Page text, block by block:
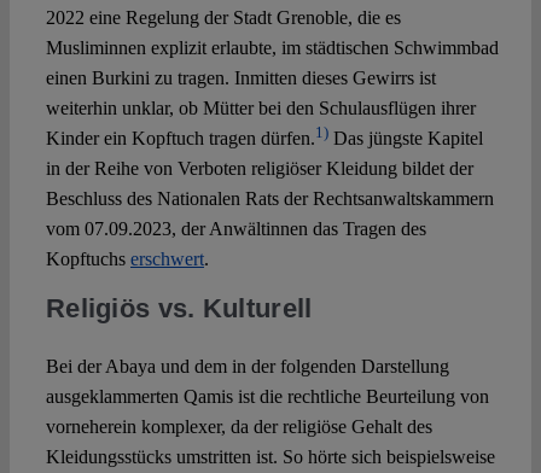
2022 eine Regelung der Stadt Grenoble, die es
Musliminnen explizit erlaubte, im städtischen Schwimmbad
einen Burkini zu tragen. Inmitten dieses Gewirrs ist
weiterhin unklar, ob Mütter bei den Schulausflügen ihrer
Kinder ein Kopftuch tragen dürfen.1)Das jüngste Kapitel
in der Reihe von Verboten religiöser Kleidung bildet der
Beschluss des Nationalen Rats der Rechtsanwaltskammern
vom 07.09.2023, der Anwältinnen das Tragen des
Kopftuchs erschwert.
Religiös vs. Kulturell
Bei der Abaya und dem in der folgenden Darstellung
ausgeklammerten Qamis ist die rechtliche Beurteilung von
vorneherein komplexer, da der religiöse Gehalt des
Kleidungsstücks umstritten ist. So hörte sich beispielsweise